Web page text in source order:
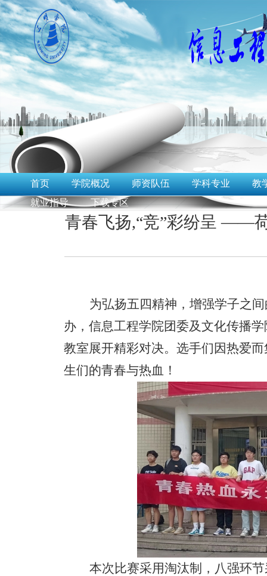
首页 学院概况 师资队伍 学科专业
教
就业指导
下载专区
青春飞扬,“竞”彩纷呈 ——
为弘扬五四精神，增强学子之
办，信息工程学院团委及文化传播
教室展开精彩对决。选手们因热爱
生们的青春与热血！
本次比赛采用淘汰制，八强环